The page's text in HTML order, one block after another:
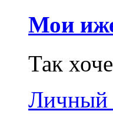
Мои
Так
Личный